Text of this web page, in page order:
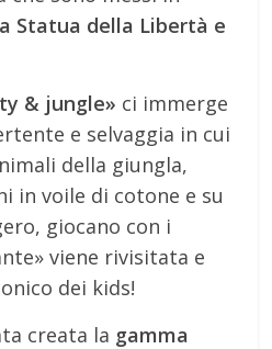
Statua della Libertà e
& jungle» ci immerge
e selvaggia in cui
della giungla,
in voile di cotone e su
giocano con i
viene rivisitata e
dei kids!
creata la gamma